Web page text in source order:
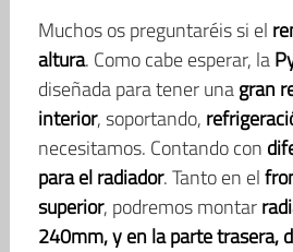
Muchos os preguntaréis si el
altura. Como cabe esperar, la
diseñada para tener unagran
interior, soportando,
necesitamos. Contando con
para el radiador. Tanto en el
superior, podremos montar
240mm, y en la parte trasera,